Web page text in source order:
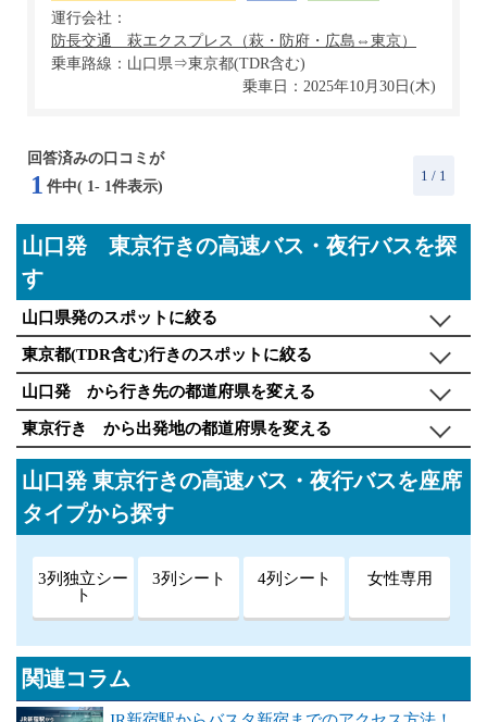
運行会社：
乗車路線：山口県⇒東京都(TDR含む)
乗車日：2025年10月30日(木)
回答済みの口コミが
1 件中( 1- 1件表示)
1 / 1
山口発 東京行きの高速バス・夜行バスを探
す
山口県発のスポットに絞る
東京都(TDR含む)行きのスポットに絞る
山口発 から行き先の都道府県を変える
東京行き から出発地の都道府県を変える
山口発 東京行きの高速バス・夜行バスを座席
タイプから探す
3列独立シー
ト
3列シート 4列シート 女性専用
関連コラム